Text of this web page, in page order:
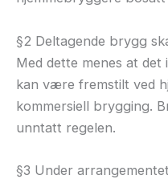
§2 Deltagende brygg
Med dette menes at
kan være fremstilt ved
kommersiell brygging.
unntatt regelen.
§3 Under